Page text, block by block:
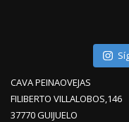
CAVA PEINAOVEJAS
FILIBERTO VILLALOBOS,146
37770 GUIJUELO